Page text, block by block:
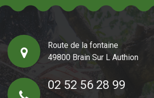
Route de la fontaine
49800 Brain Sur L Authion
02 52 56 28 99